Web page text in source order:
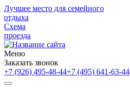
Лучшее место для семейного
отдыха
Схема
проезда
Меню
Заказать звонок
+7 (926) 495-48-44+7 (495) 641-63-44